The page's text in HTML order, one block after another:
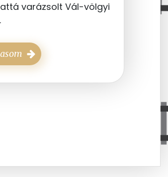
varázsolt Vál-völgyi